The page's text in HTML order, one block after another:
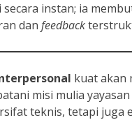
instan; ia
dan feedback
kuat akan
misi mulia
teknis, tetapi juga